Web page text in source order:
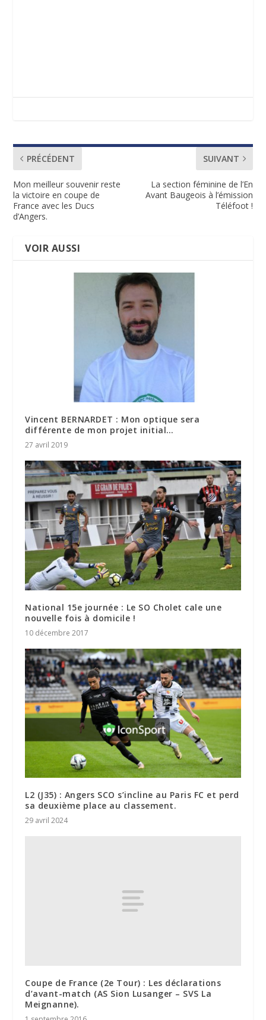
PRÉCÉDENT
Mon meilleur souvenir reste
la victoire en coupe de
France avec les Ducs
d’Angers.
SUIVANT
La section féminine de l’En
Avant Baugeois à l’émission
Téléfoot !
VOIR AUSSI
Vincent BERNARDET : Mon optique sera
différente de mon projet initial…
27 avril 2019
National 15e journée : Le SO Cholet cale une
nouvelle fois à domicile !
10 décembre 2017
L2 (J35) : Angers SCO s’incline au Paris FC et perd
sa deuxième place au classement.
29 avril 2024
Coupe de France (2e Tour) : Les déclarations
d’avant-match (AS Sion Lusanger – SVS La
Meignanne).